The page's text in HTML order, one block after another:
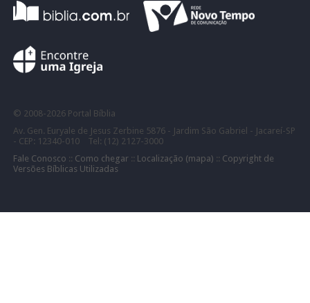
© 2008- 2026 Portal Bíblia
Av. Gen. Euryale de Jesus Zerbine 5876 - Jardim São Gabriel - Jacareí-SP
- CEP: 12340-010 Tel: (12) 2127-3000
Fale Conosco :: Como chegar:: Localização (mapa) :: Copyright de
Versões Bíblicas Utilizadas